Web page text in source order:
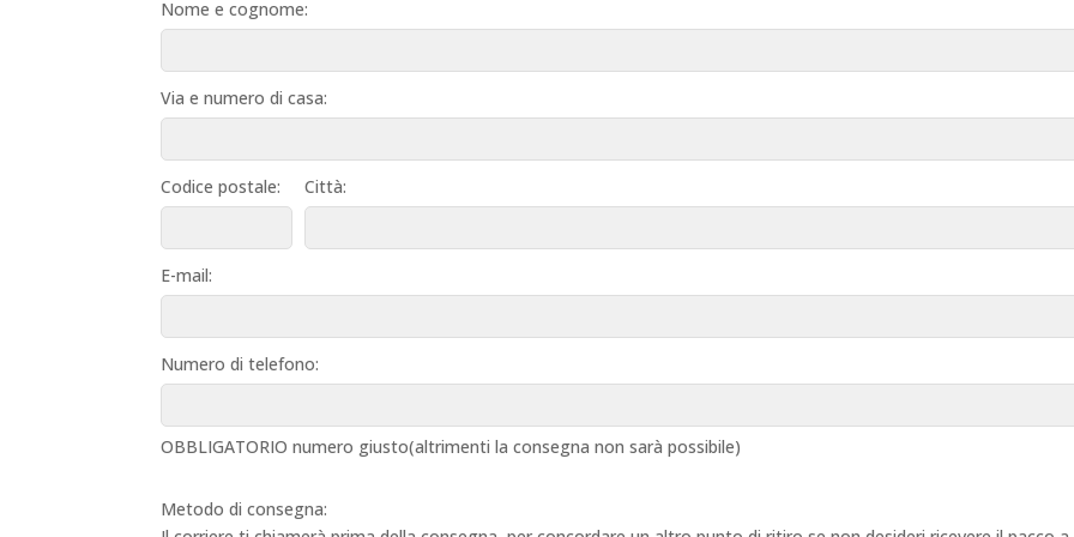
Nome e cognome:
Via e numero di casa:
Codice postale: Città:
E-mail:
Numero di telefono:
OBBLIGATORIO numero giusto(altrimenti la consegna non sarà possibile)
Metodo di consegna: